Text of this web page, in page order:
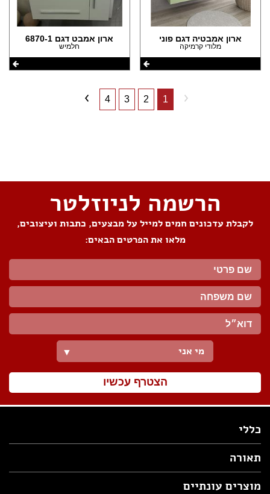
ארון אמבטיה דגם פוני
מלודי קרמיקה
ארון אמבט דגם 6870-1
חלמיש
1
2
3
4
הרשמה לניוזלטר
לקבלת עדכונים חמים למייל על מבצעים, כתבות ועיצובים,
מלאו את הפרטים הבאים:
מי אני ▼
הצטרף עכשיו
כללי
תאורה
מוצרים עונתיים